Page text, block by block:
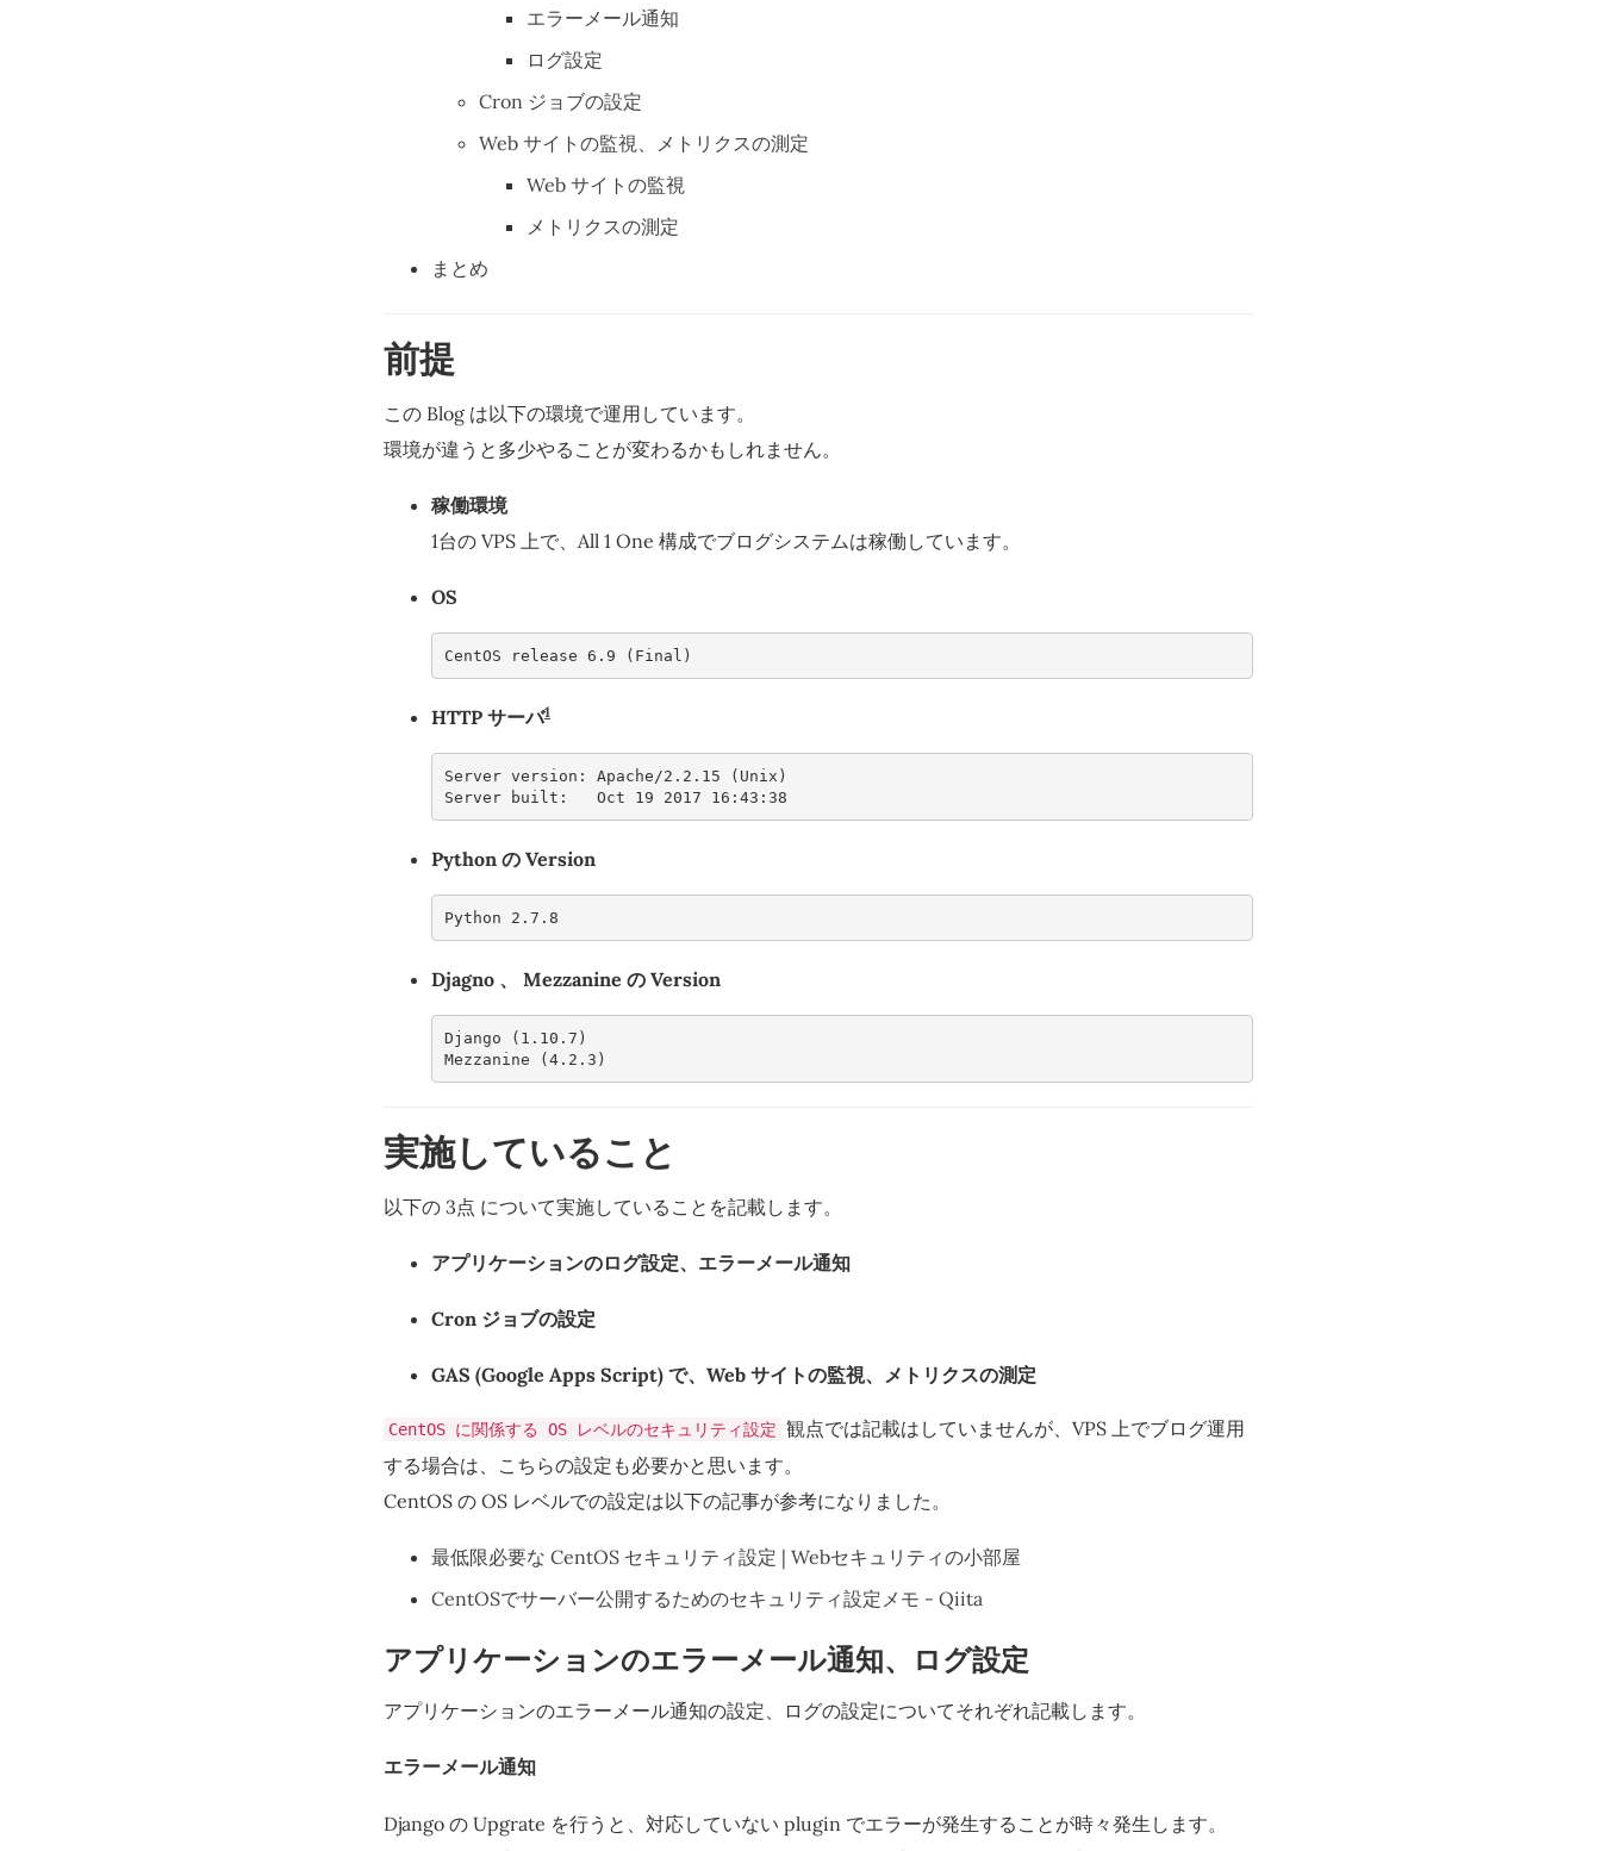
エラーメール通知
ログ設定
Cron ジョブの設定
Web サイトの監視、メトリクスの測定
Web サイトの監視
メトリクスの測定
まとめ
前提
この Blog は以下の環境で運用しています。
環境が違うと多少やることが変わるかもしれません。
稼働環境
1台の VPS 上で、All 1 One 構成でブログシステムは稼働しています。
OS
CentOS release 6.9 (Final)
HTTP サーバ1
Server version: Apache/2.2.15 (Unix)
Server built:   Oct 19 2017 16:43:38
Python の Version
Python 2.7.8
Djagno 、 Mezzanine の Version
Django (1.10.7)
Mezzanine (4.2.3)
実施していること
以下の 3点 について実施していることを記載します。
アプリケーションのログ設定、エラーメール通知
Cron ジョブの設定
GAS (Google Apps Script) で、Web サイトの監視、メトリクスの測定
CentOS に関係する OS レベルのセキュリティ設定 観点では記載はしていませんが、VPS 上でブログ運用
する場合は、こちらの設定も必要かと思います。
CentOS の OS レベルでの設定は以下の記事が参考になりました。
最低限必要な CentOS セキュリティ設定 | Webセキュリティの小部屋
CentOSでサーバー公開するためのセキュリティ設定メモ - Qiita
アプリケーションのエラーメール通知、ログ設定
アプリケーションのエラーメール通知の設定、ログの設定についてそれぞれ記載します。
エラーメール通知
Django の Upgrate を行うと、対応していない plugin でエラーが発生することが時々発生します。